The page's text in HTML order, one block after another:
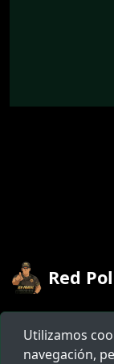
Red
946764412
Utilizamos
navegación,